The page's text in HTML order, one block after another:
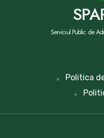
Serviciul Public de
Politica